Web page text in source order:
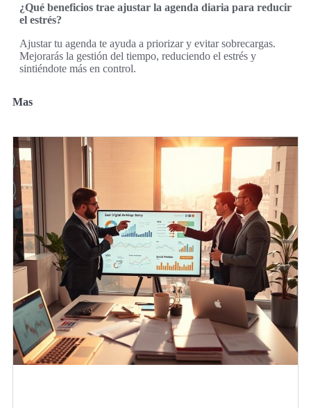
¿Qué beneficios trae ajustar la agenda diaria para reducir
el estrés?
Ajustar tu agenda te ayuda a priorizar y evitar sobrecargas.
Mejorarás la gestión del tiempo, reduciendo el estrés y
sintiéndote más en control.
Mas